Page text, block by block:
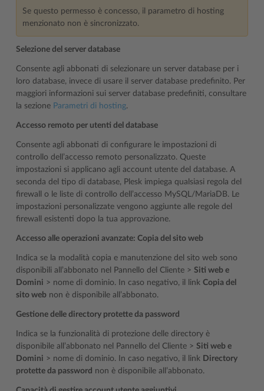
Se questo permesso è concesso, il parametro di hosting
menzionato non è sincronizzato.
Selezione del server database
Consente agli abbonati di selezionare un server database per i
loro database, invece di usare il server database predefinito. Per
maggiori informazioni sui server database predefiniti, consultare
la sezione Parametri di hosting.
Accesso remoto per utenti del database
Consente agli abbonati di configurare le impostazioni di
controllo dell’accesso remoto personalizzato. Queste
impostazioni si applicano agli account utente del database. A
seconda del tipo di database, Plesk impiega qualsiasi regola del
firewall o le liste di controllo dell’accesso MySQL/MariaDB. Le
impostazioni personalizzate vengono aggiunte alle regole del
firewall esistenti dopo la tua approvazione.
Accesso alle operazioni avanzate: Copia del sito web
Indica se la modalità copia e manutenzione del sito web sono
disponibili all’abbonato nel Pannello del Cliente > Siti web e
Domini > nome di dominio. In caso negativo, il link Copia del
sito web non è disponibile all’abbonato.
Gestione delle directory protette da password
Indica se la funzionalità di protezione delle directory è
disponibile all’abbonato nel Pannello del Cliente > Siti web e
Domini > nome di dominio. In caso negativo, il link Directory
protette da password non è disponibile all’abbonato.